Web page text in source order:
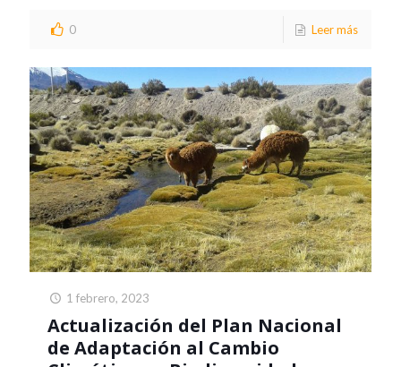
0 Leer más
1 febrero, 2023
Actualización del Plan Nacional
de Adaptación al Cambio